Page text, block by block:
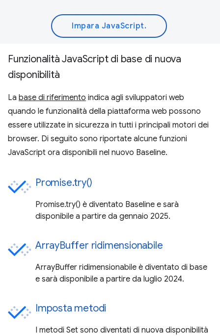
Impara JavaScript.
Funzionalità JavaScript di base di nuova
disponibilità
La base di riferimento indica agli sviluppatori web
quando le funzionalità della piattaforma web possono
essere utilizzate in sicurezza in tutti i principali motori dei
browser. Di seguito sono riportate alcune funzioni
JavaScript ora disponibili nel nuovo Baseline.
Promise.try()
Promise.try() è diventato Baseline e sarà
disponibile a partire da gennaio 2025.
ArrayBuffer ridimensionabile
ArrayBuffer ridimensionabile è diventato di base
e sarà disponibile a partire da luglio 2024.
Imposta metodi
I metodi Set sono diventati di nuova disponibilità